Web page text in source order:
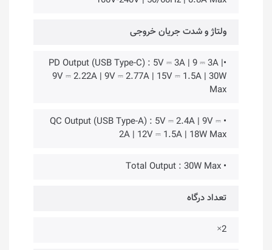
ولتاژ و شدت جریان خروجی
•PD Output (USB Type-C) : 5V ⎓ 3A | 9 ⎓ 3A |
9V ⎓ 2.22A | 9V ⎓ 2.77A | 15V ⎓ 1.5A | 30W
Max
• QC Output (USB Type-A) : 5V ⎓ 2.4A | 9V ⎓
2A | 12V ⎓ 1.5A | 18W Max
• Total Output : 30W Max
تعداد درگاه
2×